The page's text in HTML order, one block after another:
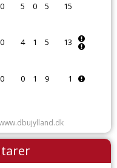
5 0 5 15
4 1 5 13
0 1 9 1